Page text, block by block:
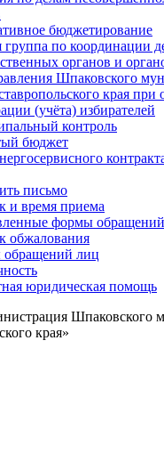
бюджетирование
группа по координации
органов и
Шпаковского
края при
(учёта) избирателей
контроль
бюджет
письмо
и время приема
формы обращений
обжалования
лиц
юридическая помощь
Шпаковского
края»